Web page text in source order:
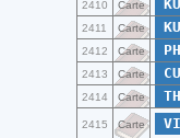
2410 Carte
2411 Carte
2412 Carte
2413 Carte
2414 Carte
2415 Carte